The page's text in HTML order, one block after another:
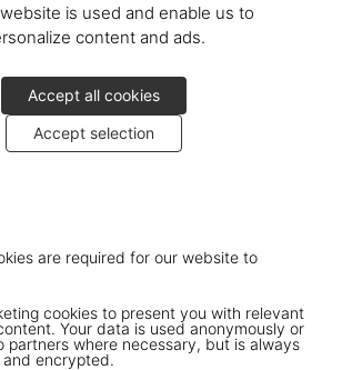
is used and enable us to
content and ads.
Accept all cookies
Accept selection
are required for our website to
cookies to present you with relevant
Your data is used anonymously or
partners where necessary, but is always
encrypted.